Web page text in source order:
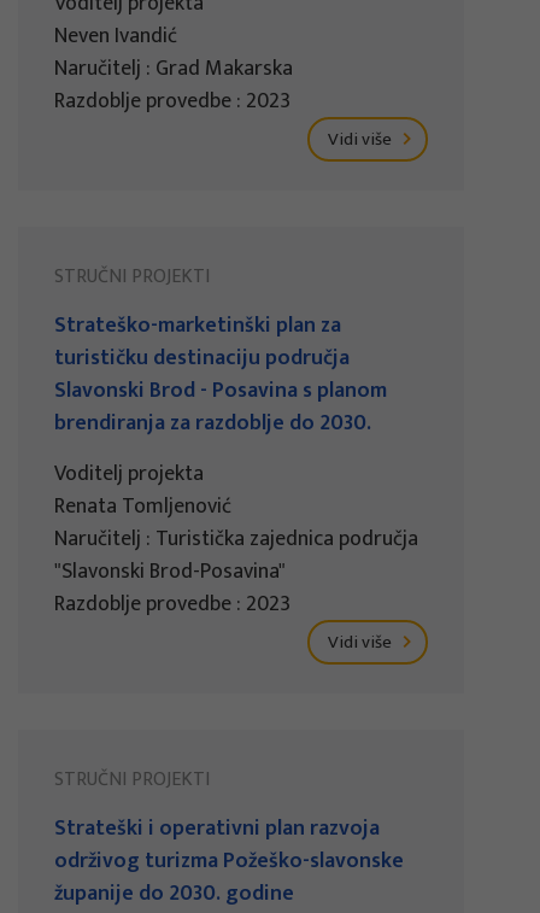
Neven Ivandić
Naručitelj : Grad Makarska
Razdoblje provedbe : 2023
Vidi više
STRUČNI PROJEKTI
Strateško-marketinški plan za
turističku destinaciju područja
Slavonski Brod - Posavina s planom
brendiranja za razdoblje do 2030.
Voditelj projekta
Renata Tomljenović
Naručitelj : Turistička zajednica područja
"Slavonski Brod-Posavina"
Razdoblje provedbe : 2023
Vidi više
STRUČNI PROJEKTI
Strateški i operativni plan razvoja
održivog turizma Požeško-slavonske
županije do 2030. godine